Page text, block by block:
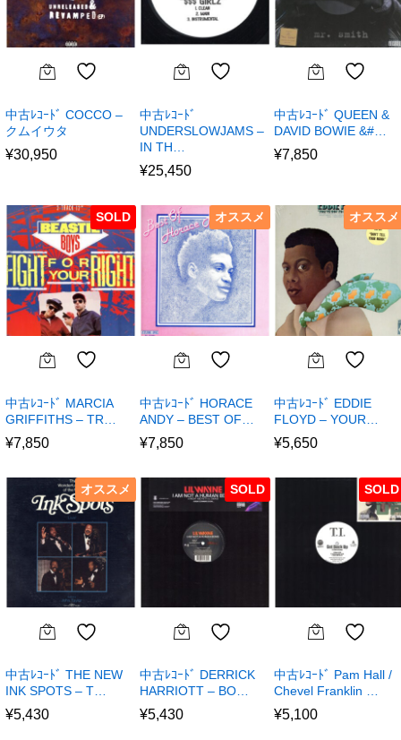
中古ﾚｺｰﾄﾞ COCCO –
クムイウタ
¥30,950
中古ﾚｺｰﾄﾞ
UNDERSLOWJAMS –
IN TH…
¥25,450
中古ﾚｺｰﾄﾞ QUEEN &
DAVID BOWIE &#…
¥7,850
SOLD
中古ﾚｺｰﾄﾞ MARCIA
GRIFFITHS – TR…
¥7,850
オススメ
中古ﾚｺｰﾄﾞ HORACE
ANDY – BEST OF…
¥7,850
オススメ
中古ﾚｺｰﾄﾞ EDDIE
FLOYD – YOUR…
¥5,650
オススメ
中古ﾚｺｰﾄﾞ THE NEW
INK SPOTS – T…
¥5,430
SOLD
中古ﾚｺｰﾄﾞ DERRICK
HARRIOTT – BO…
¥5,430
SOLD
中古ﾚｺｰﾄﾞ Pam Hall /
Chevel Franklin …
¥5,100